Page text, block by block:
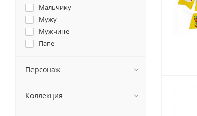
Мальчику
Мужу
Мужчине
Папе
Сыночку
Персонаж
Коллекция